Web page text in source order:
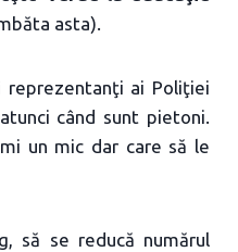
asta).
ai Poliţiei
când sunt pietoni.
un mic dar care să le
să se reducă numărul